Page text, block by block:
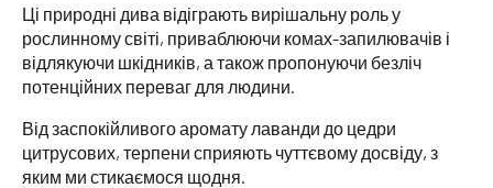
Ці природні дива відіграють вирішальну роль у
рослинному світі, приваблюючи комах-запилювачів і
відлякуючи шкідників, а також пропонуючи безліч
потенційних переваг для людини.
Від заспокійливого аромату лаванди до цедри
цитрусових, терпени сприяють чуттєвому досвіду, з
яким ми стикаємося щодня.